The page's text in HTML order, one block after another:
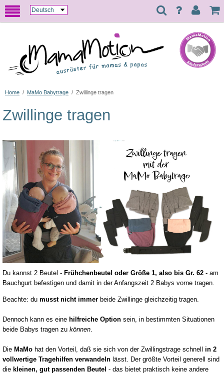
Home / MaMo Babytrage / Zwillinge tragen
Zwillinge tragen
Du kannst 2 Beutel - Frühchenbeutel oder Größe 1, also bis Gr. 62 - am
Bauchgurt befestigen und damit in der Anfangszeit 2 Babys vorne tragen.
Beachte: du musst nicht immer beide Zwillinge gleichzeitig tragen.
Dennoch kann es eine hilfreiche Option sein, in bestimmten Situationen
beide Babys tragen zu können.
Die MaMo hat den Vorteil, daß sie sich von der Zwillingstrage schnell in 2
vollwertige Tragehilfen verwandeln lässt. Der größte Vorteil generell sind
die kleinen, gut passenden Beutel - das bietet praktisch keine andere